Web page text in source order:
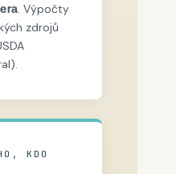
. Výpočty
zdrojů
KDO